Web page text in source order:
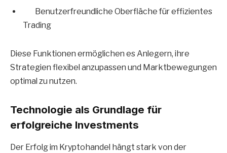
Benutzerfreundliche Oberfläche für effizientes
Trading
Diese Funktionen ermöglichen es Anlegern, ihre
Strategien flexibel anzupassen und Marktbewegungen
optimal zu nutzen.
Technologie als Grundlage für
erfolgreiche Investments
Der Erfolg im Kryptohandel hängt stark von der